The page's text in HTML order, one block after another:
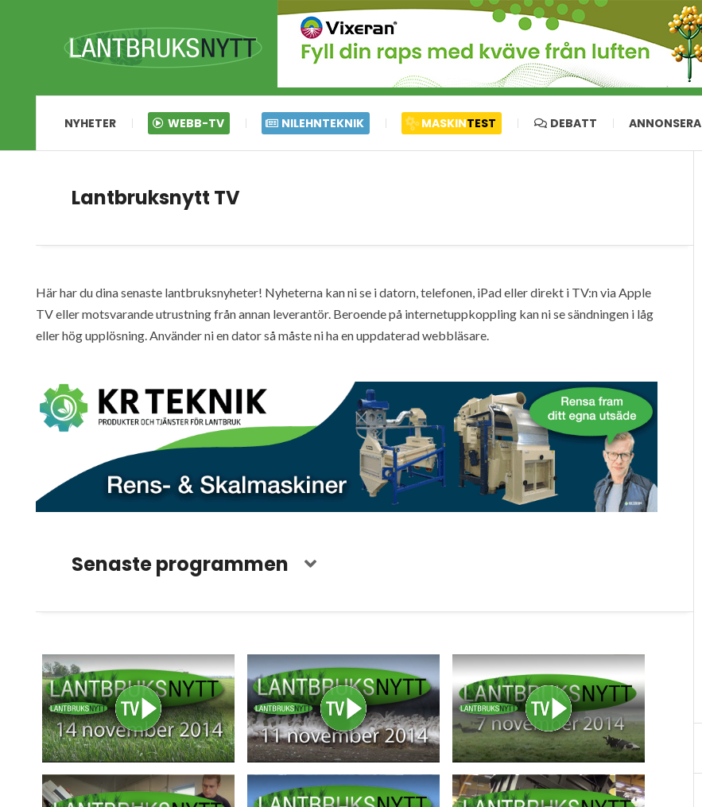
NYHETER WEBB-TV NILEHNTEKNIK MASKINTEST DEBATT ANNONSERA
Lantbruksnytt TV
Här har du dina senaste lantbruksnyheter! Nyheterna kan ni se i datorn, telefonen, iPad eller direkt i TV:n via Apple
TV eller motsvarande utrustning från annan leverantör. Beroende på internetuppkoppling kan ni se sändningen i låg
eller hög upplösning. Använder ni en dator så måste ni ha en uppdaterad webbläsare.
Senaste programmen